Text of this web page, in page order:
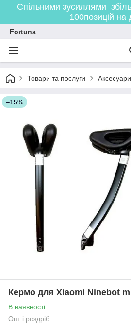
Спільними зусиллями
100позицій на
Fortuna
Товари та послуги
–15%
Кермо для Xiaomi Ninebot
В наявності
Опт і роздріб